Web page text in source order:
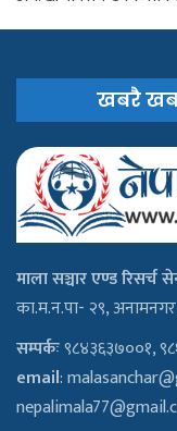
खबरै
माला सञ्चार एण्ड रिसर्च
का.म.न.पा- २९,
सम्पर्कः९८४३६३७००१,
email: